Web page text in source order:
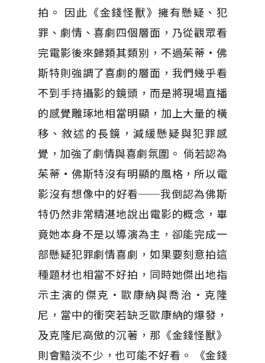
拍。 因此《金錢怪獸》擁有懸疑、犯
罪、劇情、喜劇四個層面，乃從觀眾看
完電影後來歸類其類別，不過茱蒂·佛
斯特則強調了喜劇的層面，我們幾乎看
不到手持攝影的鏡頭，而是將現場直播
的感覺雕琢地相當明顯，加上大量的橫
移、敘述的長鏡，減緩懸疑與犯罪感
覺，加強了劇情與喜劇氛圍。 倘若認為
茱蒂·佛斯特沒有明顯的風格，所以電
影沒有想像中的好看──我倒認為佛斯
特仍然非常精湛地說出電影的概念，畢
竟她本身不是以導演為主，卻能完成一
部懸疑犯罪劇情喜劇，如果要刻意拍這
種題材也相當不好拍，同時她傑出地指
示主演的傑克‧歐康納與喬治‧克隆
尼，當中的衝突若缺乏歐康納的爆發，
及克隆尼高傲的沉著，那《金錢怪獸》
則會黯淡不少，也可能不好看。 《金錢